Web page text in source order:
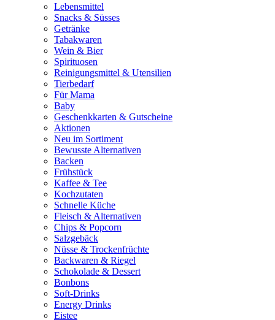
Lebensmittel
Snacks & Süsses
Getränke
Tabakwaren
Wein & Bier
Spirituosen
Reinigungsmittel & Utensilien
Tierbedarf
Für Mama
Baby
Geschenkkarten & Gutscheine
Aktionen
Neu im Sortiment
Bewusste Alternativen
Backen
Frühstück
Kaffee & Tee
Kochzutaten
Schnelle Küche
Fleisch & Alternativen
Chips & Popcorn
Salzgebäck
Nüsse & Trockenfrüchte
Backwaren & Riegel
Schokolade & Dessert
Bonbons
Soft-Drinks
Energy Drinks
Eistee